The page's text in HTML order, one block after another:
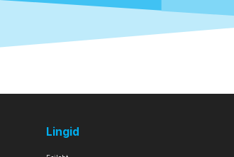
Lingid